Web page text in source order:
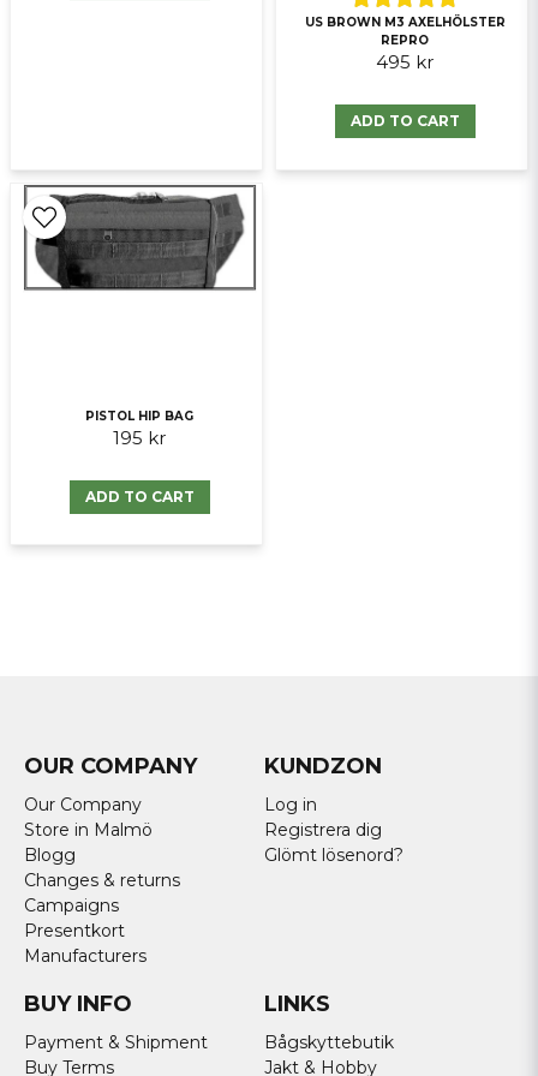
US BROWN M3 AXELHÖLSTER
REPRO
495 kr
ADD TO CART
PISTOL HIP BAG
195 kr
ADD TO CART
OUR COMPANY
Our Company
Store in Malmö
Blogg
Changes & returns
Campaigns
Presentkort
Manufacturers
KUNDZON
Log in
Registrera dig
Glömt lösenord?
BUY INFO
Payment & Shipment
Buy Terms
LINKS
Bågskyttebutik
Jakt & Hobby